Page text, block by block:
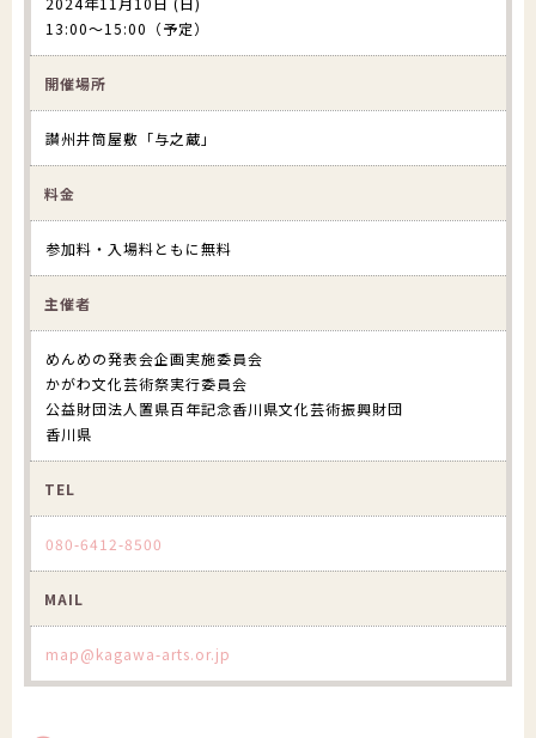
13:00〜15:00（予定）
開催場所
讃州井筒屋敷「与之蔵」
料金
参加料・入場料ともに無料
主催者
めんめの発表会企画実施委員会
かがわ文化芸術祭実行委員会
公益財団法人置県百年記念香川県文化芸術振興財団
香川県
TEL
080-6412-8500
MAIL
map@kagawa-arts.or.jp